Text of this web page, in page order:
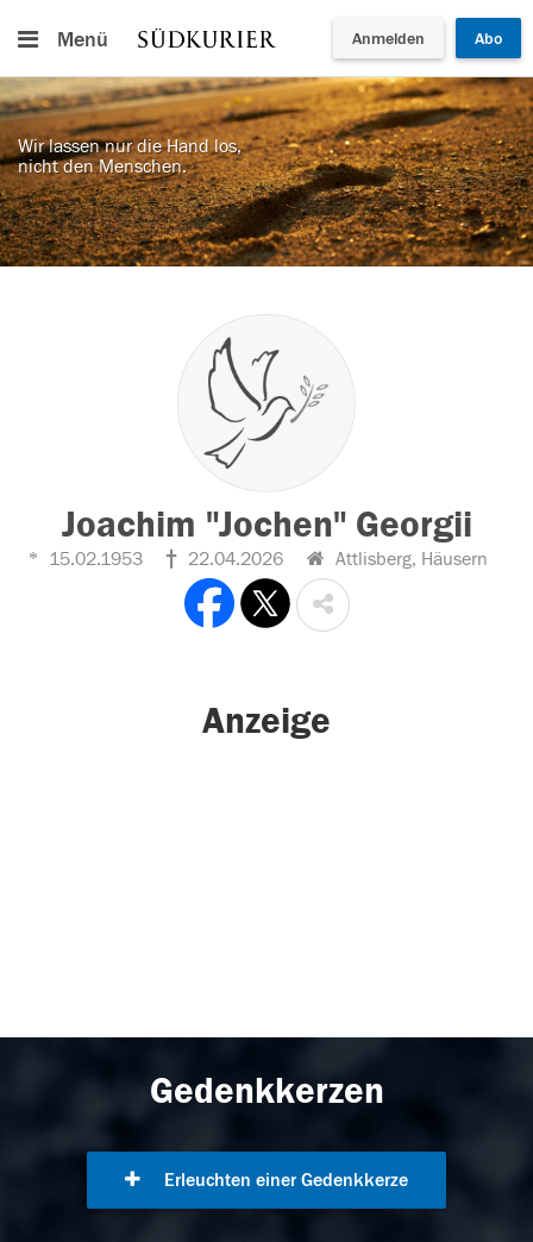
Menü Anmelden Abo
Wir lassen nur die Hand los,
nicht den Menschen.
Joachim "Jochen" Georgii
15.02.1953 22.04.2026 Attlisberg, Häusern
Anzeige
Gedenkkerzen
Erleuchten einer Gedenkkerze